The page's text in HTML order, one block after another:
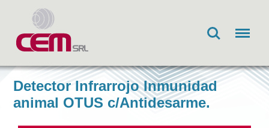
Search
Detector Infrarrojo Inmunidad
animal OTUS c/Antidesarme.